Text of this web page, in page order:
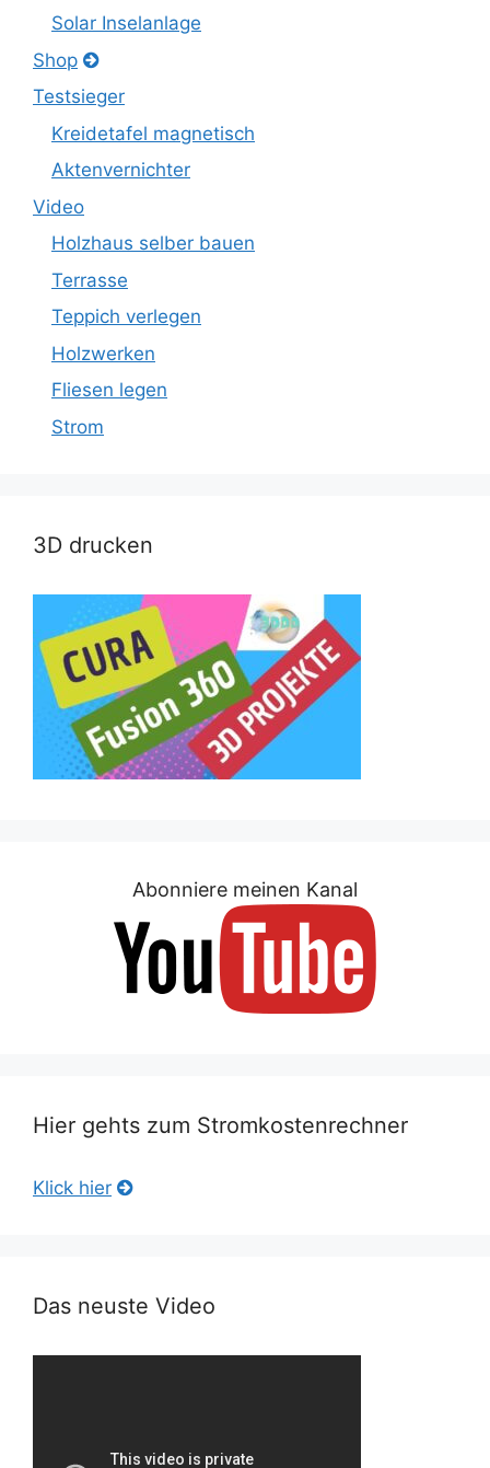
Solar Inselanlage
Shop
Testsieger
Kreidetafel magnetisch
Aktenvernichter
Video
Holzhaus selber bauen
Terrasse
Teppich verlegen
Holzwerken
Fliesen legen
Strom
3D drucken
Abonniere meinen Kanal
Hier gehts zum Stromkostenrechner
Klick hier
Das neuste Video